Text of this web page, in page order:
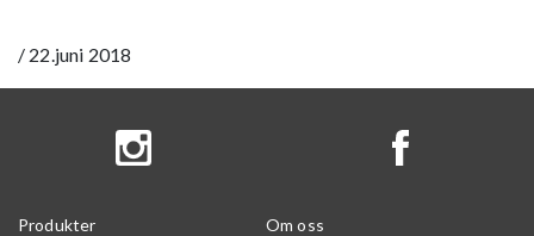
/ 22.juni 2018
Produkter Om oss